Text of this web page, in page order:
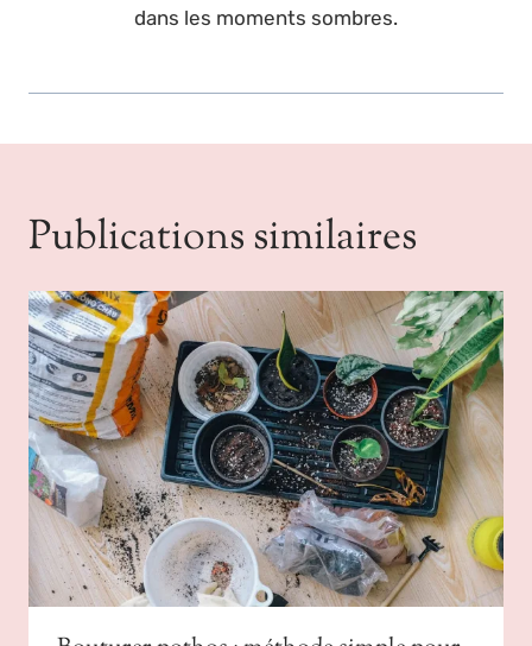
dans les moments sombres.
Publications similaires